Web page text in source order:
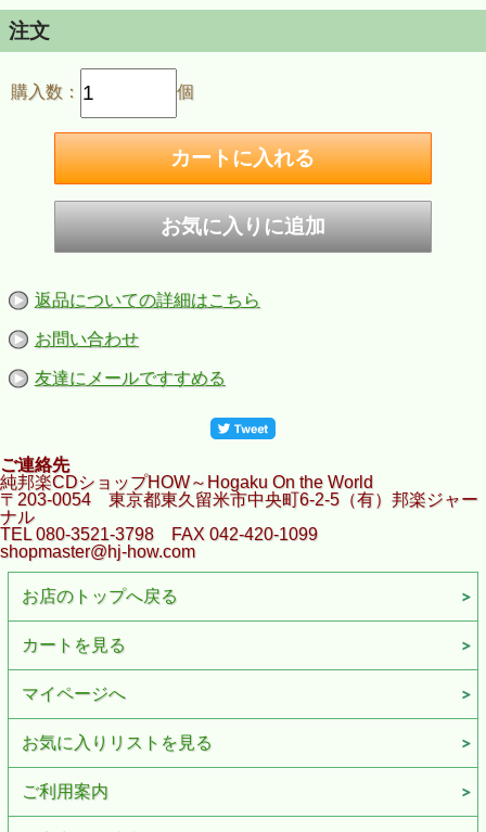
注文
購入数： 個
返品についての詳細はこちら
お問い合わせ
友達にメールですすめる
ご連絡先
純邦楽CDショップHOW～Hogaku On the World
〒203-0054 東京都東久留米市中央町6-2-5（有）邦楽ジャー
ナル
TEL 080-3521-3798 FAX 042-420-1099
shopmaster@hj-how.com
お店のトップへ戻る
カートを見る
マイページへ
お気に入りリストを見る
ご利用案内